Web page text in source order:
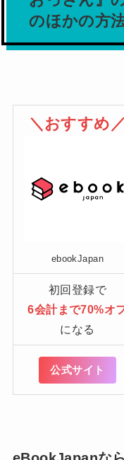
のほかの方
＼おすすめ／
ebookJapan
初回登録で
6会計まで70%オ
になる
公式サイト